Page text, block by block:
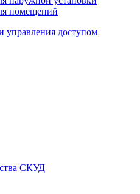
помещений
управления доступом
СКУД